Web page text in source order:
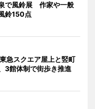
で風鈴展 作家や一般
鈴150点
急スクエア屋上と竪町
3館体制で街歩き推進